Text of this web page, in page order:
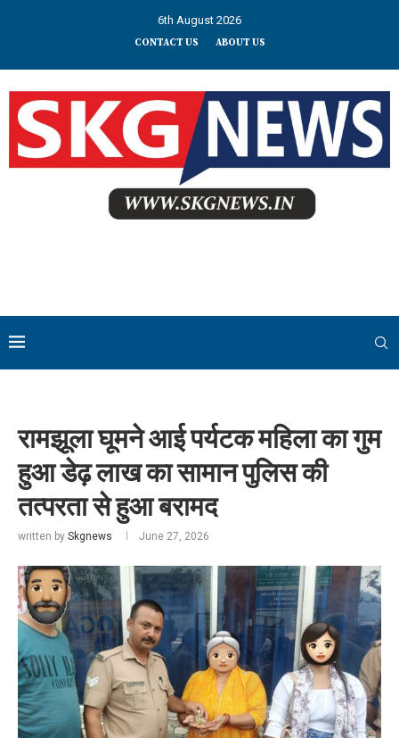
6th August 2026
CONTACT US ABOUT US
रामझूला घूमने आई पर्यटक महिला का गुम
हुआ डेढ़ लाख का सामान पुलिस की
तत्परता से हुआ बरामद
written by Skgnews June 27, 2026